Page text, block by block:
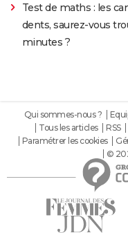
Test de maths : les
dents, saurez-vous
minutes ?
Qui sommes-nous ?
Tous les articles
RSS
Paramétrer les cookies
©